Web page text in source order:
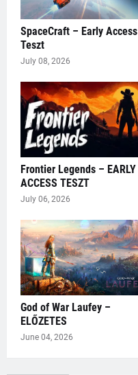
SpaceCraft – Early Access
Teszt
July 08, 2026
Frontier Legends – EARLY
ACCESS TESZT
July 06, 2026
God of War Laufey –
ELŐZETES
June 04, 2026